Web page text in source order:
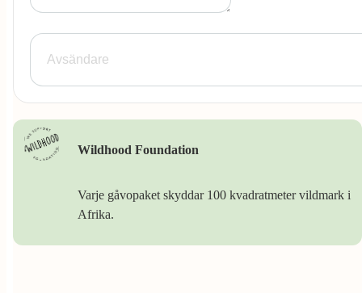
Wildhood Foundation
Varje gåvopaket skyddar 100 kvadratmeter vildmark i
Afrika.